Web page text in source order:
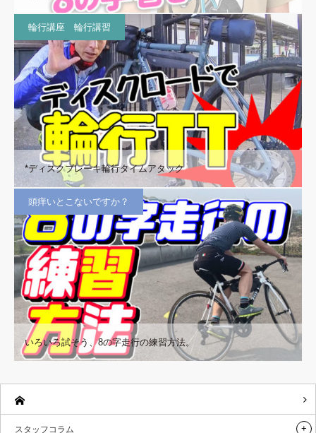
輪行講座 輪行講習
*ディスクブレーキ輪行タイムアタック
頭痒いとこないですか？
いろいろ試そう、8の字走行の練習方法。
スタッフコラム